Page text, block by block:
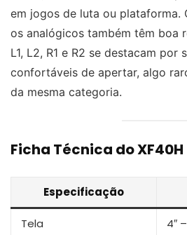
em jogos de luta ou plataforma.
os analógicos também têm boa
L1, L2, R1 e R2 se destacam por
confortáveis de apertar, algo
da mesma categoria.
Ficha Técnica do XF40H
Especificação
Tela 4″